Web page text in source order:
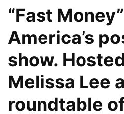
“Fast
America’s
show.
Melissa Lee
roundtable